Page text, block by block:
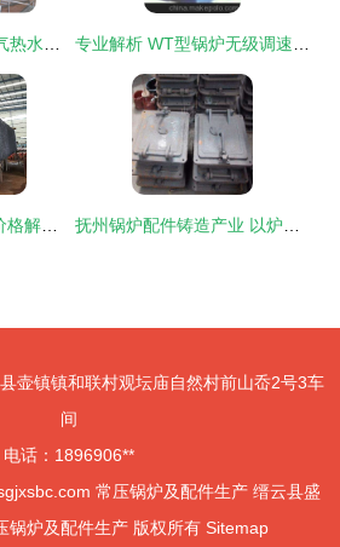
壶镇镇和联村观坛庙自然村前山岙2号3车
间
电话：1896906**
常压锅炉及配件生产 缙云县盛
锅炉及配件生产 版权所有 Sitemap